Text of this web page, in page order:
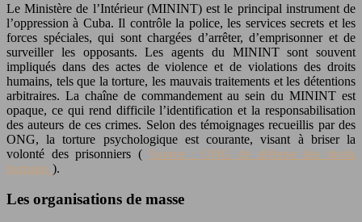
Le Ministère de l’Intérieur (MININT) est le principal instrument de
l’oppression à Cuba. Il contrôle la police, les services secrets et les
forces spéciales, qui sont chargées d’arrêter, d’emprisonner et de
surveiller les opposants. Les agents du MININT sont souvent
impliqués dans des actes de violence et de violations des droits
humains, tels que la torture, les mauvais traitements et les détentions
arbitraires. La chaîne de commandement au sein du MININT est
opaque, ce qui rend difficile l’identification et la responsabilisation
des auteurs de ces crimes. Selon des témoignages recueillis par des
ONG, la torture psychologique est courante, visant à briser la
volonté des prisonniers ( Source : ONG de défense des droits
humains ).
Les organisations de masse